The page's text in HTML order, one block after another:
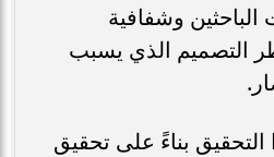
الباحثين وشفافية
التصميم الذي يسبب
بناءً على تحقيق